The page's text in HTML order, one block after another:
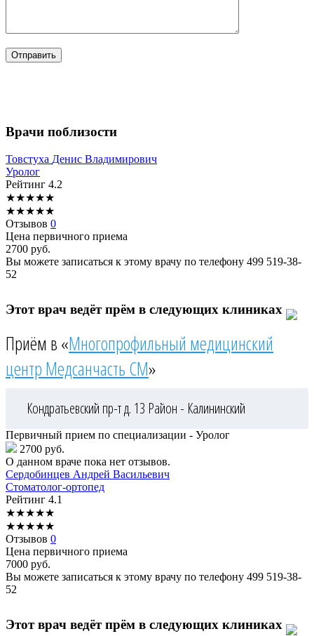
Врачи поблизости
Товстуха Денис Владимирович
Уролог
Рейтинг 4.2
★★★★★
★★★★★
Отзывов 0
Цена первичного приема
2700 руб.
Вы можете записаться к этому врачу по телефону 499 519-38-
52
Этот врач ведёт прём в следующих клиниках
Приём в «Многопрофильный медицинский
центр Медсанчасть СМ»
Кондратьевский пр-т д. 13 Район - Калининский
Первичный прием по специализации - Уролог
2700 руб.
О данном враче пока нет отзывов.
Сердобинцев Андрей Васильевич
Стоматолог-ортопед
Рейтинг 4.1
★★★★★
★★★★★
Отзывов 0
Цена первичного приема
7000 руб.
Вы можете записаться к этому врачу по телефону 499 519-38-
52
Этот врач ведёт прём в следующих клиниках